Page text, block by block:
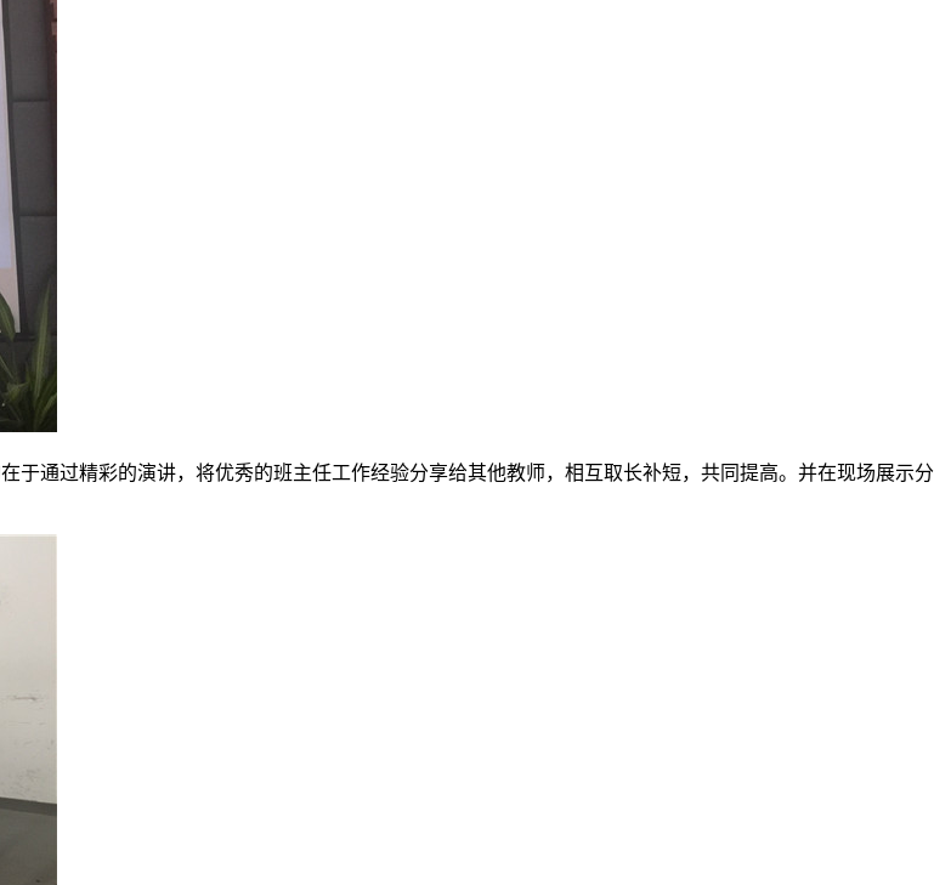
通过精彩的演讲，将优秀的班主任工作经验分享给其他教师，相互取长补短，共同提高。并在现场展示分